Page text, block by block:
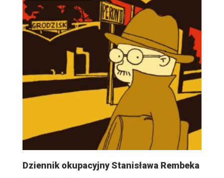
Dziennik okupacyjny Stanisława Rembeka